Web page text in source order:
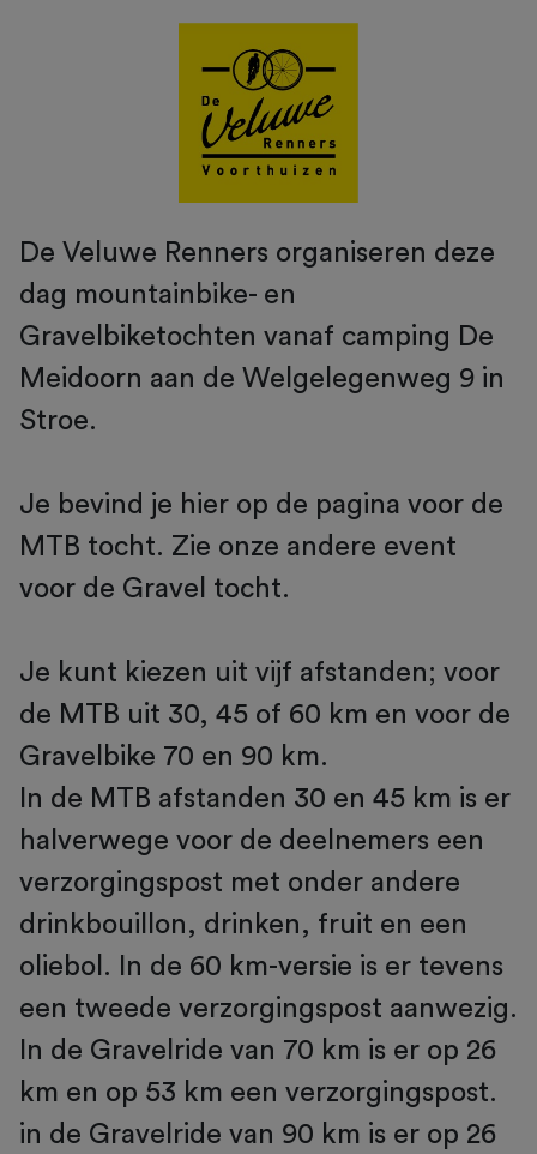
De Veluwe Renners organiseren deze
dag mountainbike- en
Gravelbiketochten vanaf camping De
Meidoorn aan de Welgelegenweg 9 in
Stroe.
Je bevind je hier op de pagina voor de
MTB tocht. Zie onze andere event
voor de Gravel tocht.
Je kunt kiezen uit vijf afstanden; voor
de MTB uit 30, 45 of 60 km en voor de
Gravelbike 70 en 90 km.
In de MTB afstanden 30 en 45 km is er
halverwege voor de deelnemers een
verzorgingspost met onder andere
drinkbouillon, drinken, fruit en een
oliebol. In de 60 km-versie is er tevens
een tweede verzorgingspost aanwezig.
In de Gravelride van 70 km is er op 26
km en op 53 km een verzorgingspost.
in de Gravelride van 90 km is er op 26